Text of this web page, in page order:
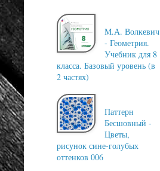
М.А. Волкевич
- Геометрия.
Учебник для 8
класса. Базовый уровень (в
2 частях)
Паттерн
Бесшовный -
Цветы,
рисунок сине-голубых
оттенков 006